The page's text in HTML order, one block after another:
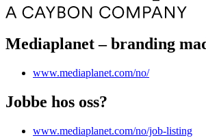
Mediaplanet – branding
www.mediaplanet.com/no/
Jobbe hos oss?
www.mediaplanet.com/no/job-listing